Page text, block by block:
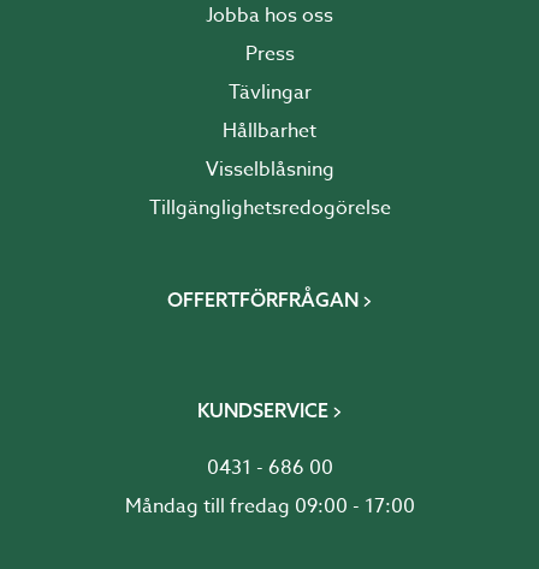
Jobba hos oss
Press
Tävlingar
Hållbarhet
Visselblåsning
Tillgänglighetsredogörelse
OFFERTFÖRFRÅGAN
KUNDSERVICE
0431 - 686 00
Måndag till fredag 09:00 - 17:00